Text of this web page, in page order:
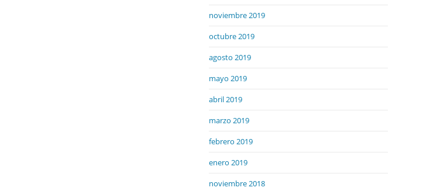
noviembre 2019
octubre 2019
agosto 2019
mayo 2019
abril 2019
marzo 2019
febrero 2019
enero 2019
noviembre 2018